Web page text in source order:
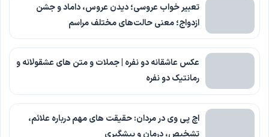
تعبیر خواب عروسی؛ دیدن عروس، داماد و جشن
ازدواج؛ معنی حالت‌های مختلف مراسم
عکس عاشقانه دو نفره | جملات و متن های عشقولانه و
رمانتیک دو نفره
اچ پی وی در مردان: حقیقت های مهم درباره علائم،
تشخیص، درمان و پیشگیری